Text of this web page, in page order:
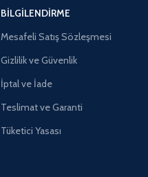
BILGILENDIRME
Mesafeli Satış Sözleşmesi
Gizlilik ve Güvenlik
İptal ve İade
Teslimat ve Garanti
Tüketici Yasası